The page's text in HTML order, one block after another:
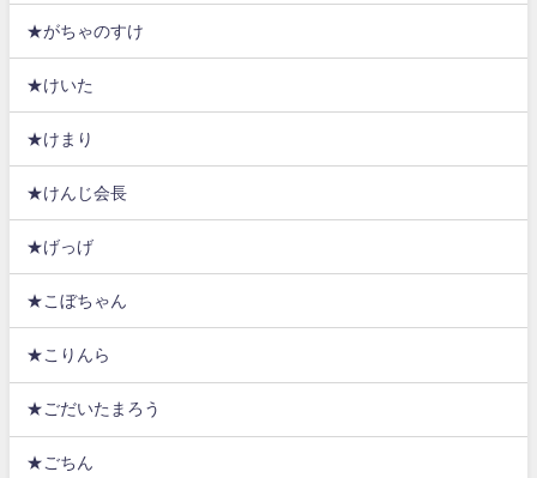
★がちゃのすけ
★けいた
★けまり
★けんじ会長
★げっげ
★こぼちゃん
★こりんら
★ごだいたまろう
★ごちん